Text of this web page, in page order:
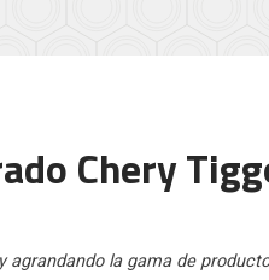
Chery
la gama de